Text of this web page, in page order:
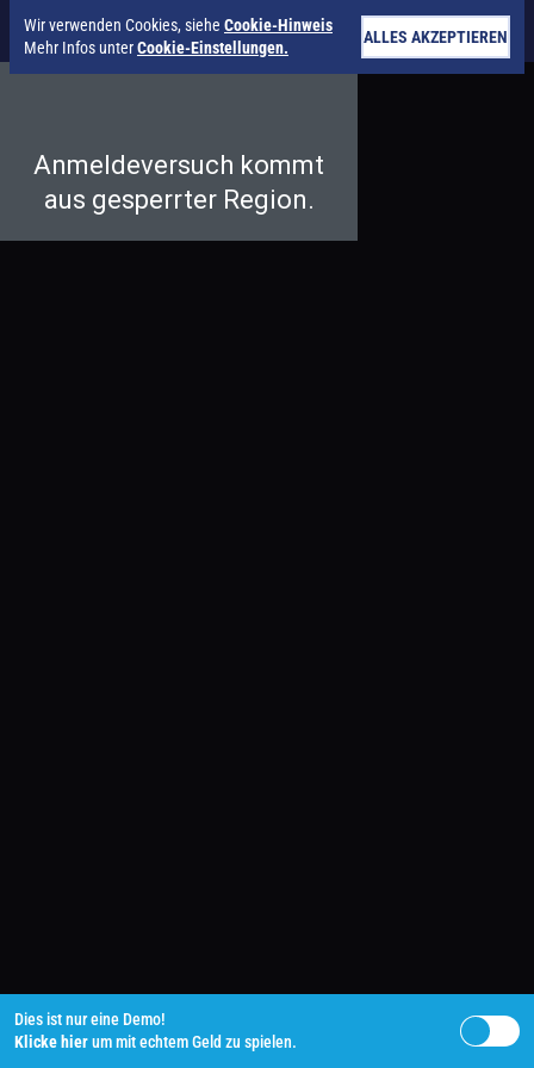
Dies ist nur eine Demo!
Klicke hierum mit echtem Geld zu spielen.
Wir verwenden Cookies, siehe Cookie-Hinweis
Mehr Infos unterCookie-Einstellungen.
ALLES AKZEPTIEREN